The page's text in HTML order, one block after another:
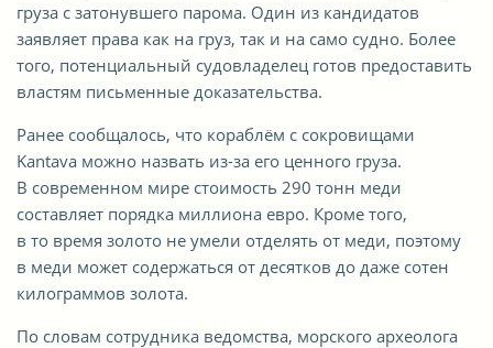
груза с затонувшего парома. Один из кандидатов
заявляет права как на груз, так и на само судно. Более
того, потенциальный судовладелец готов предоставить
властям письменные доказательства.
Ранее сообщалось, что кораблём с сокровищами
Kantava можно назвать из-за его ценного груза.
В современном мире стоимость 290 тонн меди
составляет порядка миллиона евро. Кроме того,
в то время золото не умели отделять от меди, поэтому
в меди может содержаться от десятков до даже сотен
килограммов золота.
По словам сотрудника ведомства, морского археолога